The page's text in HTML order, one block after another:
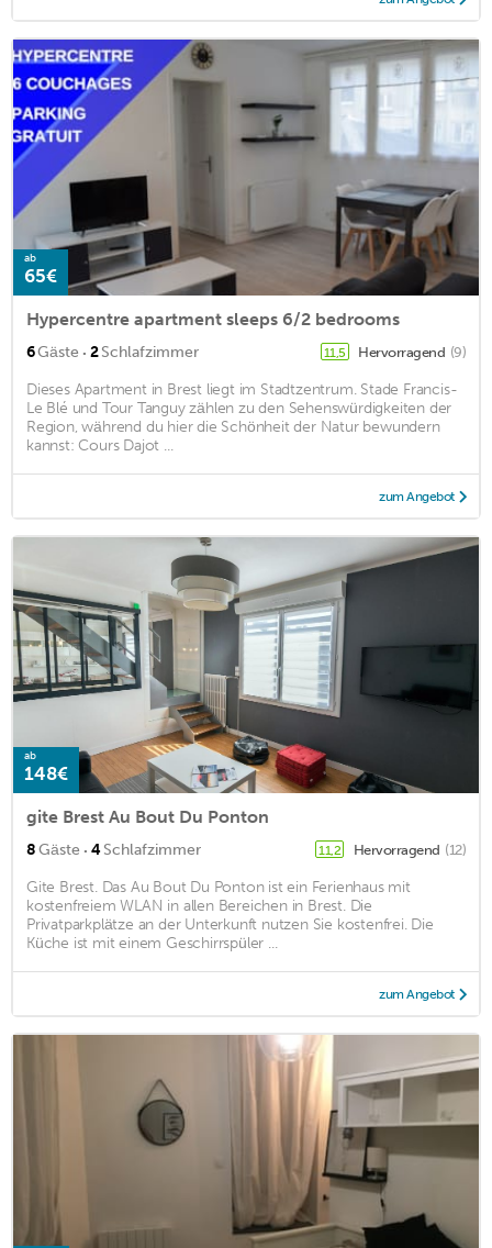
ab
65€
Hypercentre apartment sleeps 6/2 bedrooms
6Gäste · 2Schlafzimmer 11,5 Hervorragend (9)
Dieses Apartment in Brest liegt im Stadtzentrum. Stade Francis-
Le Blé und Tour Tanguy zählen zu den Sehenswürdigkeiten der
Region, während du hier die Schönheit der Natur bewundern
kannst: Cours Dajot ...
zum Angebot
ab
148€
gite Brest Au Bout Du Ponton
8Gäste · 4Schlafzimmer 11,2 Hervorragend (12)
Gite Brest. Das Au Bout Du Ponton ist ein Ferienhaus mit
kostenfreiem WLAN in allen Bereichen in Brest. Die
Privatparkplätze an der Unterkunft nutzen Sie kostenfrei. Die
Küche ist mit einem Geschirrspüler ...
zum Angebot